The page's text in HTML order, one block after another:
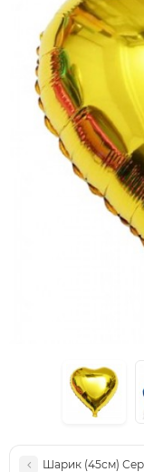
Шарик (45см)